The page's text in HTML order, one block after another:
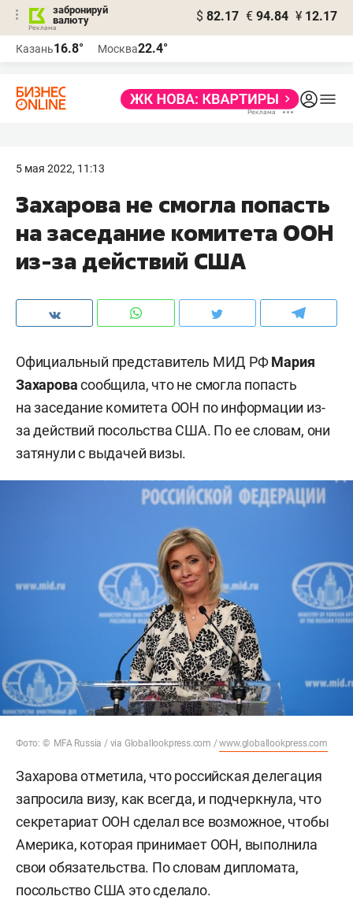
забронируй
валюту
$ 82.17 € 94.84 ¥ 12.17
Казань16.8° Москва22.4°
5 мая 2022, 11:13
Захарова не смогла попасть
на заседание комитета ООН
из-за действий США
Официальный представитель МИД РФМария
Захаровасообщила, что не смогла попасть
на заседание комитета ООН по информации из-
за действий посольства США. По ее словам, они
затянули с выдачей визы.
Фото: © MFA Russia / via Globallookpress.com /www.globallookpress.com
Захарова отметила, что российская делегация
запросила визу, как всегда, и подчеркнула, что
секретариат ООН сделал все возможное, чтобы
Америка, которая принимает ООН, выполнила
свои обязательства. По словам дипломата,
посольство США это сделало.